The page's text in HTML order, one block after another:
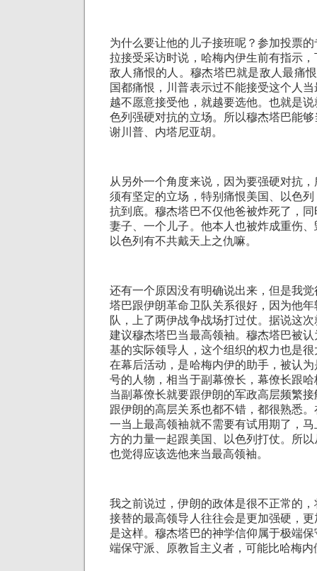
为什么要让他的儿子接班呢？参加投票
拉接受采访时说，哈梅内伊生前有指示
敌人痛恨的人。穆杰塔巴就是敌人最痛
国都痛恨，川普表示过不能接受这个人
越不愿意接受他，就越要选他。也就是
色列强硬对抗的立场。所以穆杰塔巴能
谢川普、内塔尼亚胡。
从另外一个角度来说，因为要强硬对抗
须有坚定的立场，特别痛恨美国、以色
抗到底。穆杰塔巴不仅他爸被炸死了，
妻子、一个儿子。他本人也被炸成重伤
以色列有不共戴天上之仇嘛。
还有一个原因没有明确说出来，但是我
塔巴跟伊朗革命卫队关系很好，因为他
队，上了两伊战争战场打过仗。据说这
建议穆杰塔巴当最高领袖。穆杰塔巴被
基的实际领导人，这个组织的权力也是
在幕后活动，是哈梅内伊的助手，被认
号的人物，相当于副幕僚长，幕僚长跟
当副幕僚长就要跟伊朗的军政高层频繁
跟伊朗的高层关系也都不错，都很熟悉
一当上最高领袖就不需要有试用期了，
方的力量一起跟美国、以色列打仗。所
也觉得应该选他来当最高领袖。
我之前说过，伊朗的政体是很不正常的
接替的最高领导人往往会是更加强硬，
是这样。穆杰塔巴的神学信仰属于极端
端保守派、原教旨主义者，可能比哈梅内